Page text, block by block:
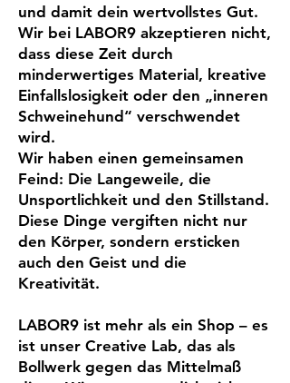
und damit dein wertvollstes Gut.
Wir bei LABOR9 akzeptieren nicht,
dass diese Zeit durch
minderwertiges Material, kreative
Einfallslosigkeit oder den „inneren
Schweinehund“ verschwendet
wird.
Wir haben einen gemeinsamen
Feind: Die Langeweile, die
Unsportlichkeit und den Stillstand.
Diese Dinge vergiften nicht nur
den Körper, sondern ersticken
auch den Geist und die
Kreativität.
LABOR9 ist mehr als ein Shop – es
ist unser Creative Lab, das als
Bollwerk gegen das Mittelmaß